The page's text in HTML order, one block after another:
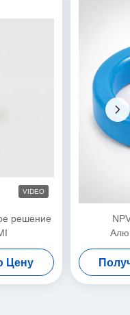
VIDEO
решение
Цену